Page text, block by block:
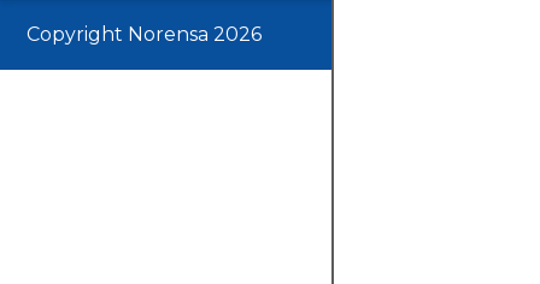
Copyright Norensa 2026